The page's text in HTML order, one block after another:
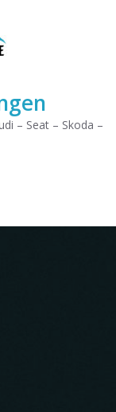
– Seat – Skoda –